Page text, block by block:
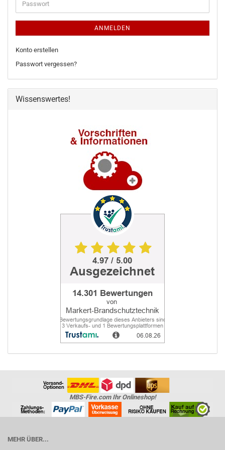
Passwort
ANMELDEN
Konto erstellen
Passwort vergessen?
Wissenswertes!
MBS-Fire.com Ihr Onlineshop!
MEHR ÜBER...